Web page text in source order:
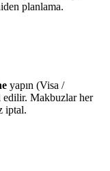
planlama.
yapın (Visa /
Makbuzlar her
iptal.